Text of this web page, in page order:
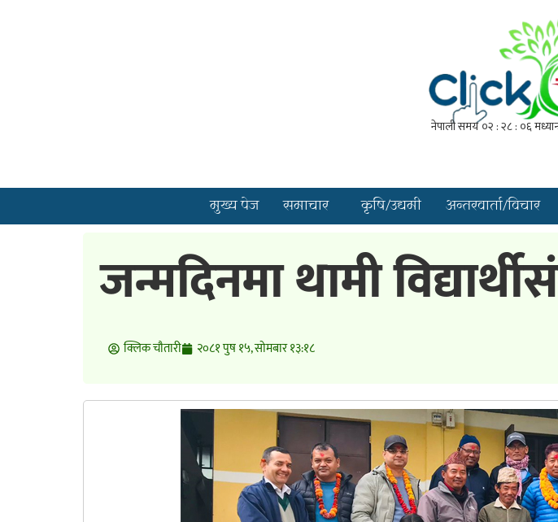
मुख्य पेज समाचार कृषि/उद्यमी अन्तरवार्ता/विचार
जन्मदिनमा थामी
क्लिक चाैतारी २०८१ पुष १५, सोमबार १३:१८